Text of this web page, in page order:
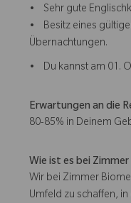
• Sehr gute
• Besitz eines
Übernachtungen.
• Du kannst am 01.
Erwartungen an die
80-85% in Deinem
Wie ist es bei
Wir bei Zimmer
Umfeld zu schaffen,